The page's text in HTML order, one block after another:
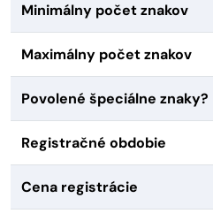
Minimálny počet znakov
Maximálny počet znakov
Povolené špeciálne znaky?
Registračné obdobie
Cena registrácie